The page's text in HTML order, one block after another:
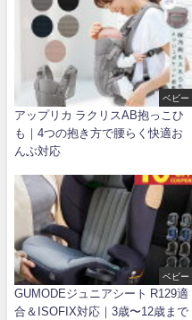
ベビー
アップリカ ラクリスAB抱っこひ
も｜4つの抱き方で腰らく快適お
んぶ対応
ベビー
GUMODEジュニアシート R129適
合＆ISOFIX対応｜3歳〜12歳まで